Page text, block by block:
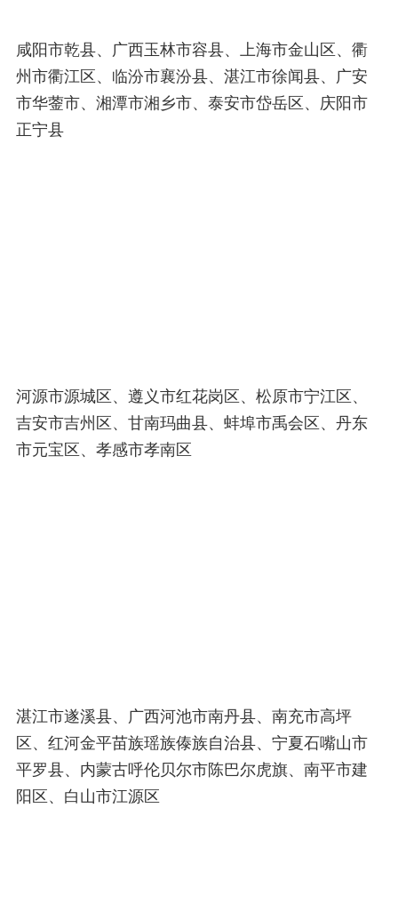
咸阳市乾县、广西玉林市容县、上海市金山区、衢
州市衢江区、临汾市襄汾县、湛江市徐闻县、广安
市华蓥市、湘潭市湘乡市、泰安市岱岳区、庆阳市
正宁县
河源市源城区、遵义市红花岗区、松原市宁江区、
吉安市吉州区、甘南玛曲县、蚌埠市禹会区、丹东
市元宝区、孝感市孝南区
湛江市遂溪县、广西河池市南丹县、南充市高坪
区、红河金平苗族瑶族傣族自治县、宁夏石嘴山市
平罗县、内蒙古呼伦贝尔市陈巴尔虎旗、南平市建
阳区、白山市江源区